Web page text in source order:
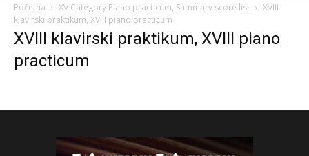
ART
plus
Početna XV Category Piano practicum, Summary score list
XVIII
klavirski praktikum, XVIII piano practicum
XVIII klavirski praktikum, XVIII piano
practicum